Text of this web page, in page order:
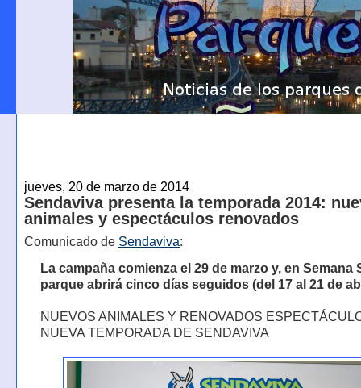
jueves, 20 de marzo de 2014
Sendaviva presenta la temporada 2014:
animales y espectáculos renovados
Comunicado de Sendaviva:
La campaña comienza el 29 de marzo y, en Semana
parque abrirá cinco días seguidos (del 17 al 21 de
NUEVOS ANIMALES Y RENOVADOS
NUEVA TEMPORADA DE SENDAVIVA